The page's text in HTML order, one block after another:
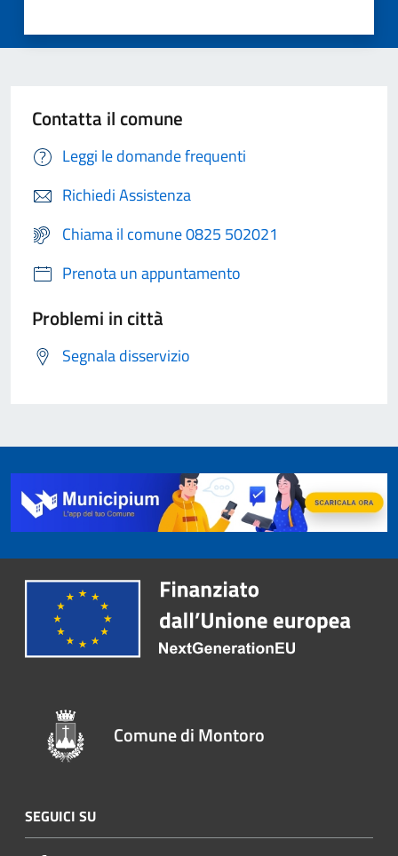
Contatta il comune
Leggi le domande frequenti
Richiedi Assistenza
Chiama il comune 0825 502021
Prenota un appuntamento
Problemi in città
Segnala disservizio
Comune di Montoro
SEGUICI SU